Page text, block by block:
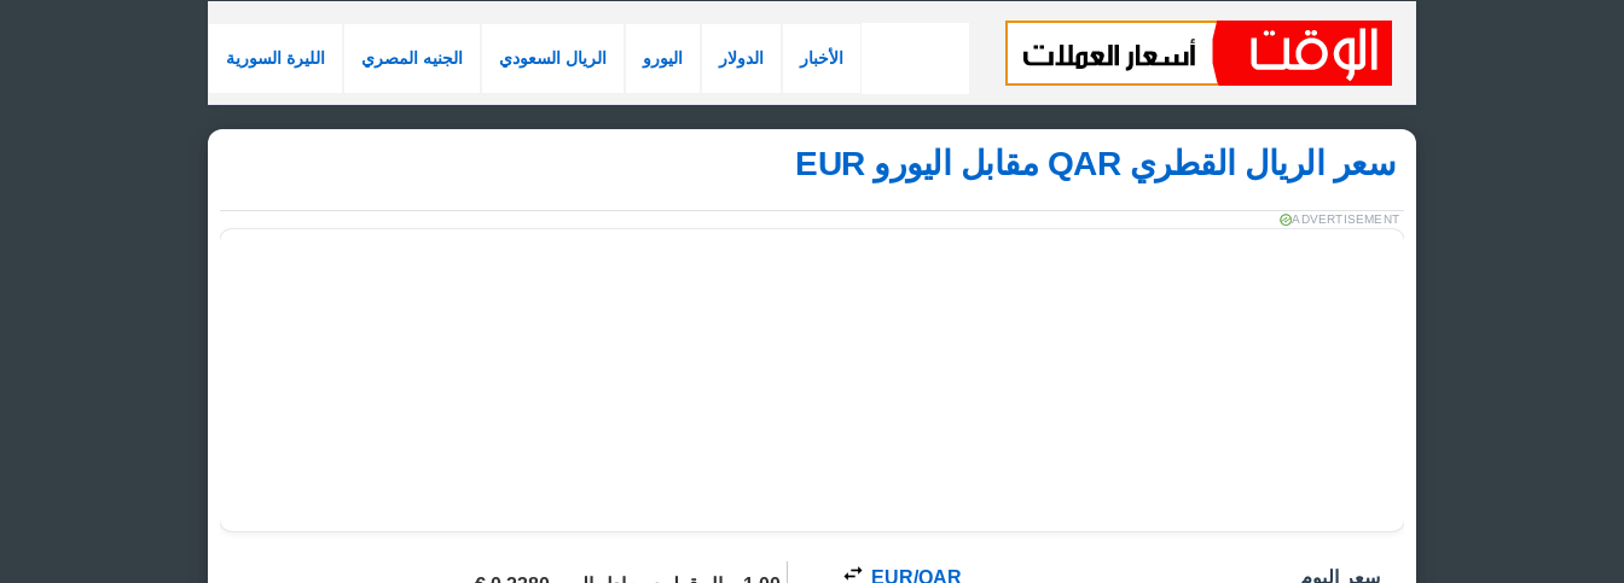
الليرة السورية الجنيه المصري الريال السعودي اليورو الدولار الأخبار
سعر الريال القطري QAR مقابل اليورو EUR
ADVERTISEMENT
سعر اليوم EUR/QAR